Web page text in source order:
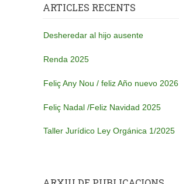
ARTICLES RECENTS
Desheredar al hijo ausente
Renda 2025
Feliç Any Nou / feliz Año nuevo 2026
Feliç Nadal /Feliz Navidad 2025
Taller Jurídico Ley Orgánica 1/2025